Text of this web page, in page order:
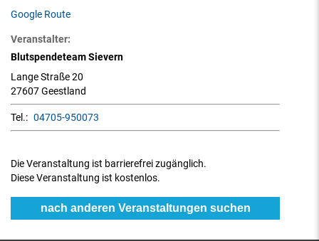
Google Route
Veranstalter:
Blutspendeteam Sievern
Lange Straße 20
27607 Geestland
Tel.: 04705-950073
Die Veranstaltung ist barrierefrei zugänglich.
Diese Veranstaltung ist kostenlos.
nach anderen Veranstaltungen suchen